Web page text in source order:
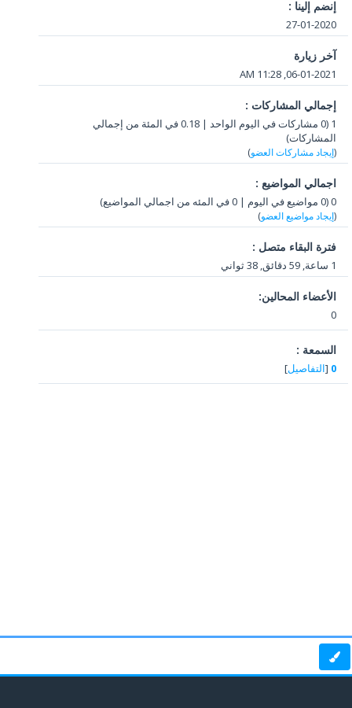
إنضم إلينا :
27-01-2020
آخر زيارة
06-01-2021, 11:28 AM
إجمالي المشاركات :
1 (0 مشاركات في اليوم الواحد | 0.18 في المئة من إجمالي
المشاركات)
إيجاد مشاركات العضو)
اجمالي المواضيع :
0 (0 مواضيع في اليوم | 0 في المئه من اجمالي المواضيع)
إيجاد مواضيع العضو)
فترة البقاء متصل :
الأعضاء المحالين:
0
السمعة :
0
[ التفاصيل]